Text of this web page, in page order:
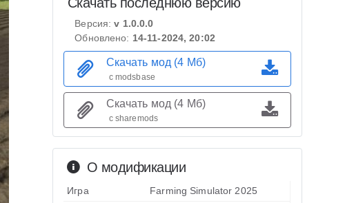
О модификации
Игра Farming Simulator 2025
Версия:v 1.0.0.0
Обновлено: 14-11-2024, 20:02
Скачать мод (4 Мб)
с modsbase
Скачать мод (4 Мб)
с sharemods